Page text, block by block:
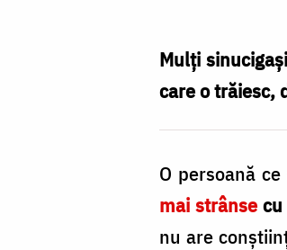
Mulți
care o trăiesc,
O persoană
mai strânse
nu are